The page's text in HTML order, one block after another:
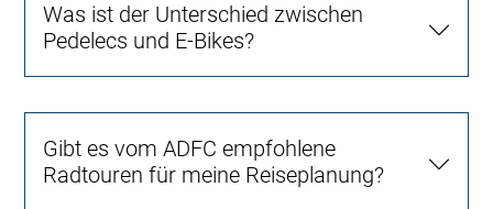
Was ist der Unterschied zwischen
Pedelecs und E-Bikes?
Gibt es vom ADFC empfohlene
Radtouren für meine Reiseplanung?